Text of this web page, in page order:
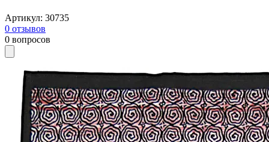
Артикул: 30735
0 отзывов
0 вопросов